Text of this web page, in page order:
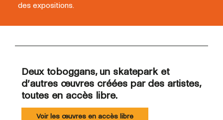
des expositions.
Deux toboggans, un skatepark et
d’autres œuvres créées par des artistes,
toutes en accès libre.
Voir les œuvres en accès libre